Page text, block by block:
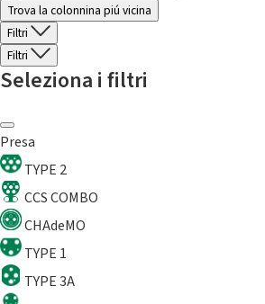
Trova la colonnina piú vicina
Filtri
Filtri
Seleziona i filtri
Presa
TYPE 2
CCS COMBO
CHAdeMO
TYPE 1
TYPE 3A